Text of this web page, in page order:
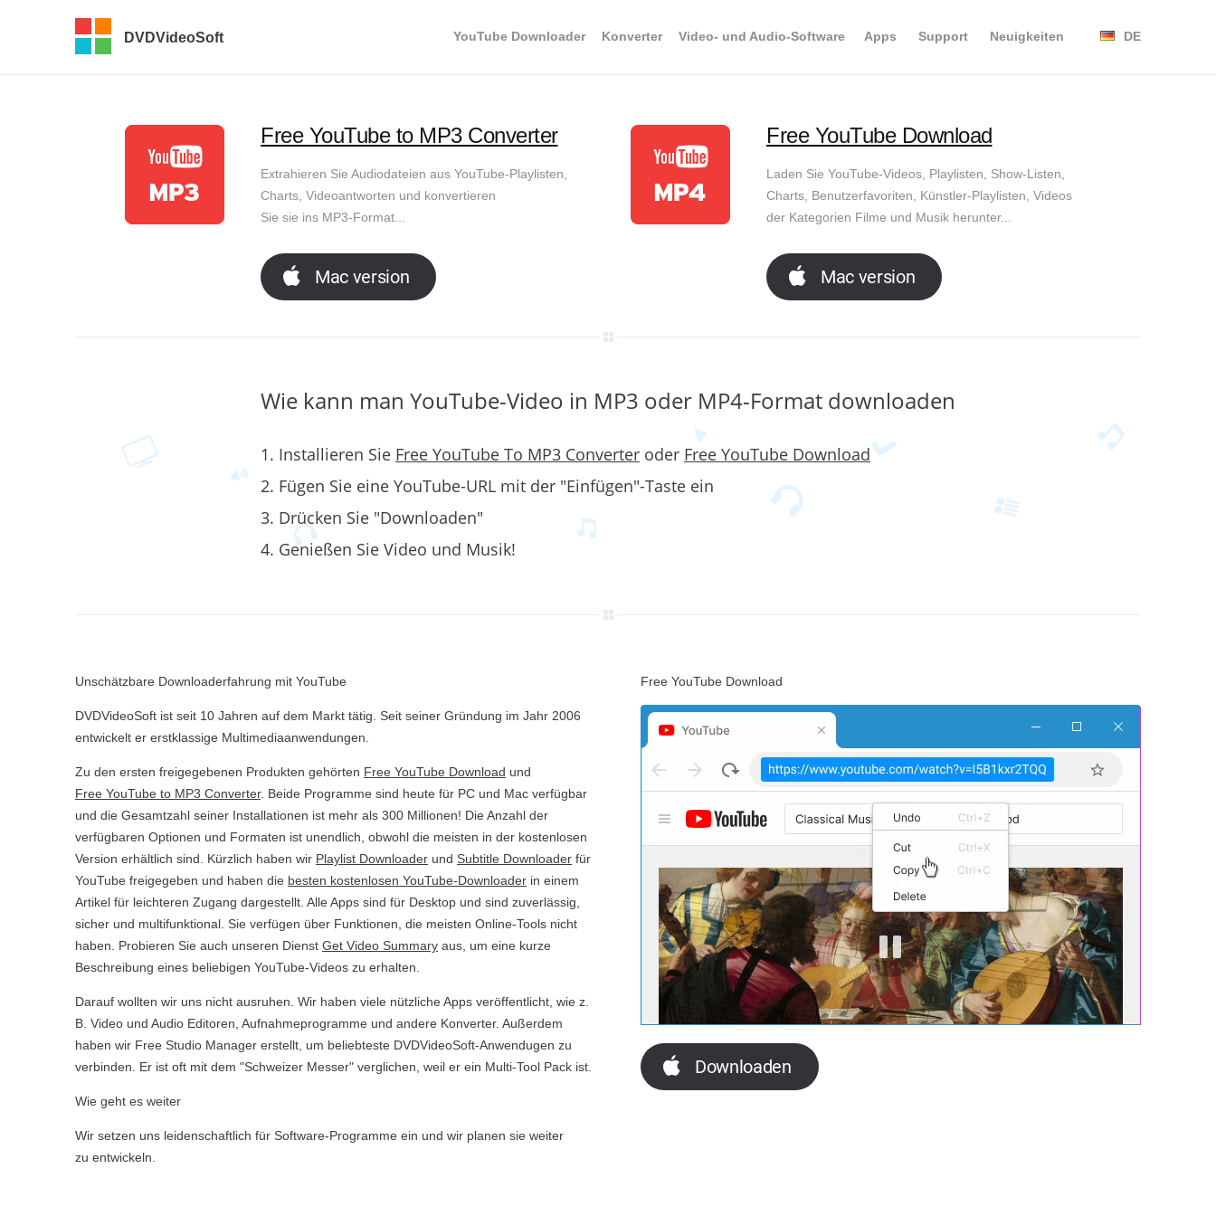
DVDVideoSoft YouTube Downloader Konverter Video- und Audio-Software Apps Support Neuigkeiten DE
Free YouTube to MP3 Converter
Extrahieren Sie Audiodateien aus YouTube-Playlisten,
Charts, Videoantworten und konvertieren
Sie sie ins MP3‑Format...
Mac version
Free YouTube Download
Laden Sie YouTube-Videos, Playlisten, Show-Listen,
Charts, Benutzerfavoriten, Künstler-Playlisten, Videos
der Kategorien Filme und Musik herunter...
Mac version
Wie kann man YouTube-Video in MP3 oder MP4-Format downloaden
Installieren Sie Free YouTube To MP3 Converter oder Free YouTube Download
Fügen Sie eine YouTube-URL mit der "Einfügen"-Taste ein
Drücken Sie "Downloaden"
Genießen Sie Video und Musik!
Unschätzbare Downloaderfahrung mit YouTube
DVDVideoSoft ist seit 10 Jahren auf dem Markt tätig. Seit seiner Gründung im Jahr 2006
entwickelt er erstklassige Multimediaanwendungen.
Zu den ersten freigegebenen Produkten gehörten Free YouTube Download und
Free YouTube to MP3 Converter. Beide Programme sind heute für PC und Mac verfügbar
und die Gesamtzahl seiner Installationen ist mehr als 300 Millionen! Die Anzahl der
verfügbaren Optionen und Formaten ist unendlich, obwohl die meisten in der kostenlosen
Version erhältlich sind. Kürzlich haben wir Playlist Downloader und Subtitle Downloader für
YouTube freigegeben und haben die besten kostenlosen YouTube-Downloader in einem
Artikel für leichteren Zugang dargestellt. Alle Apps sind für Desktop und sind zuverlässig,
sicher und multifunktional. Sie verfügen über Funktionen, die meisten Online-Tools nicht
haben. Probieren Sie auch unseren Dienst Get Video Summary aus, um eine kurze
Beschreibung eines beliebigen YouTube-Videos zu erhalten.
Darauf wollten wir uns nicht ausruhen. Wir haben viele nützliche Apps veröffentlicht, wie z.
B. Video und Audio Editoren, Aufnahmeprogramme und andere Konverter. Außerdem
haben wir Free Studio Manager erstellt, um beliebteste DVDVideoSoft-Anwendugen zu
verbinden. Er ist oft mit dem "Schweizer Messer" verglichen, weil er ein Multi-Tool Pack ist.
Wie geht es weiter
Wir setzen uns leidenschaftlich für Software-Programme ein und wir planen sie weiter
zu entwickeln.
Free YouTube Download
Downloaden